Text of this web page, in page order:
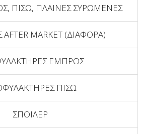
ΠΙΣΩ, ΠΛΑΙΝΕΣ ΣΥΡΩΜΕΝΕΣ
MARKET (ΔΙΑΦΟΡΑ)
ΕΜΠΡΟΣ
ΠΙΣΩ
ΣΠΟΙΛΕΡ